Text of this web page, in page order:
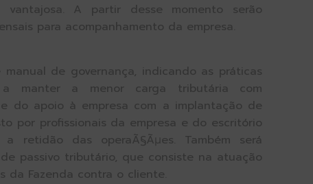
A partir desse momento serão
para acompanhamento da empresa.
de governança, indicando as práticas
a manter a menor carga tributária com
do apoio à empresa com a implantação de
por profissionais da empresa e do escritório
retidão das operaÃ§Ãµes. Também será
passivo tributário, que consiste na atuação
da Fazenda contra o cliente.